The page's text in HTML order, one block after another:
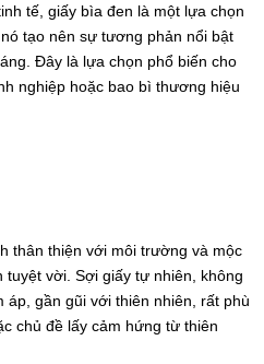
tế, giấy bìa đen là một lựa chọn
tạo nên sự tương phản nổi bật
Đây là lựa chọn phổ biến cho
nghiệp hoặc bao bì thương hiệu
thân thiện với môi trường và mộc
tuyệt vời. Sợi giấy tự nhiên, không
áp, gần gũi với thiên nhiên, rất phù
chủ đề lấy cảm hứng từ thiên